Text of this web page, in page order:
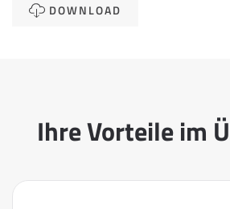
DOWNLOAD
Ihre Vorteile im